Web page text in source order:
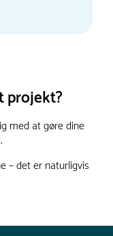
projekt?
med at gøre dine
– det er naturligvis